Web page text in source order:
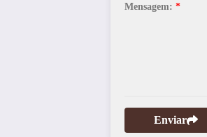
Mensagem: *
Enviar